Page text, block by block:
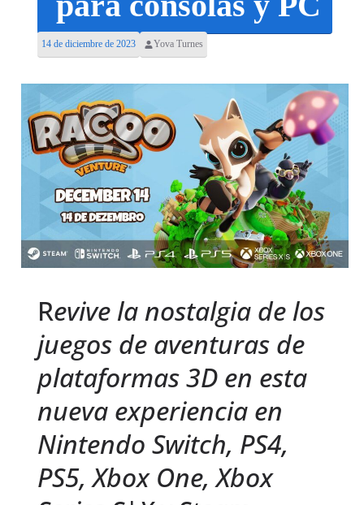
14 de diciembre de 2023 Yova Turnes
Revive la nostalgia de los
juegos de aventuras de
plataformas 3D en esta
nueva experiencia en
Nintendo Switch, PS4,
PS5, Xbox One, Xbox